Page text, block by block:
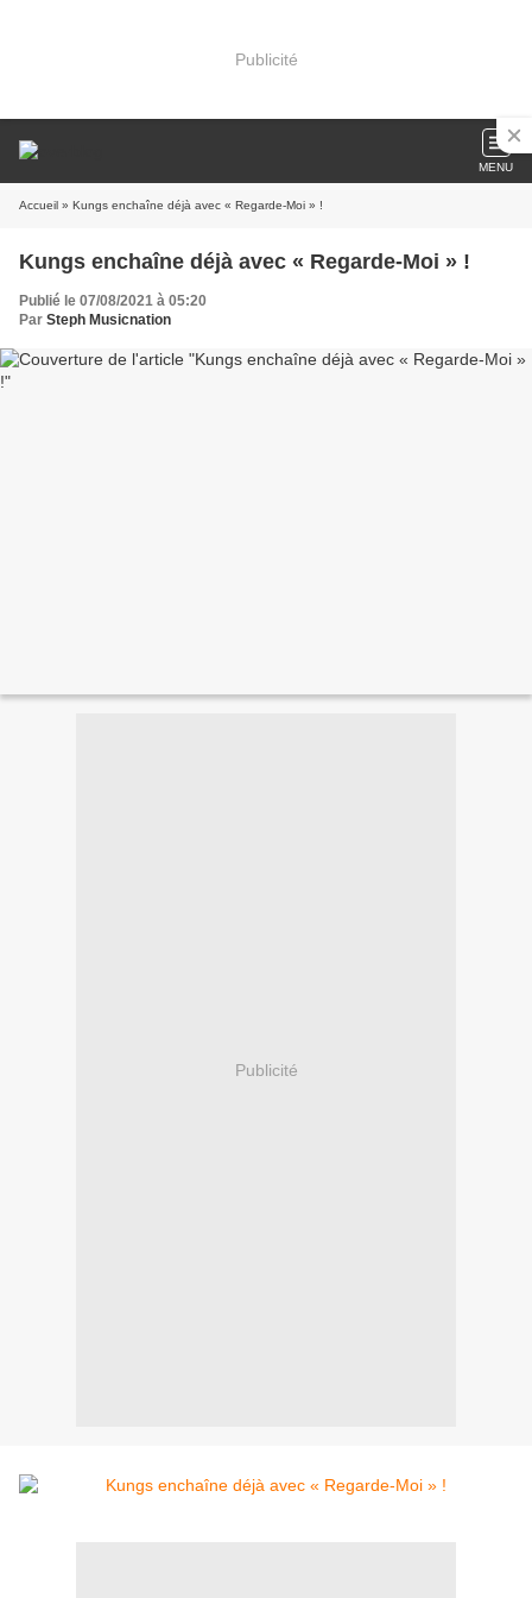
Publicité
MENU
Accueil » Kungs enchaîne déjà avec « Regarde-Moi » !
Kungs enchaîne déjà avec « Regarde-Moi » !
Publié le 07/08/2021 à 05:20
Par Steph Musicnation
Publicité